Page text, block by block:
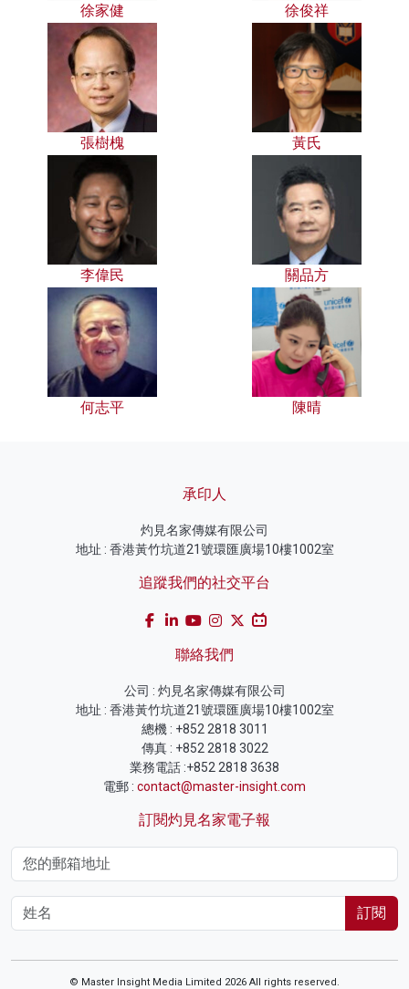
徐家健 徐俊祥
張樹槐 黃氏
李偉民 關品方
何志平 陳晴
承印人
灼見名家傳媒有限公司
地址 : 香港黃竹坑道21號環匯廣場10樓1002室
追蹤我們的社交平台
聯絡我們
公司 : 灼見名家傳媒有限公司
地址 : 香港黃竹坑道21號環匯廣場10樓1002室
總機 : +852 2818 3011
傳真 : +852 2818 3022
業務電話 :+852 2818 3638
電郵 : contact@master-insight.com
訂閱灼見名家電子報
訂閱
© Master Insight Media Limited 2026 All rights reserved.